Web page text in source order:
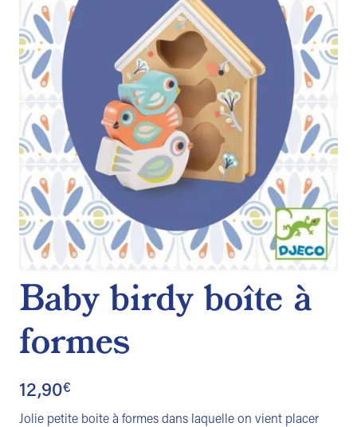
Baby birdy boîte à
formes
12,90€
Jolie petite boite à formes dans laquelle on vient placer